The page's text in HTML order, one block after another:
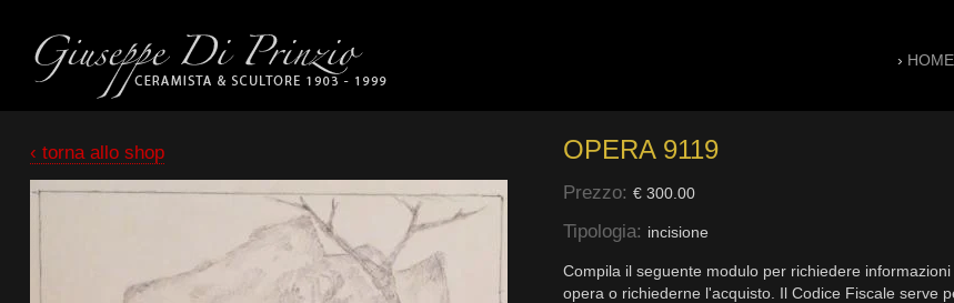
› HOME
‹ torna allo shop OPERA 9119
Prezzo: € 300.00
Tipologia: incisione
Compila il seguente modulo per richiedere
opera o richiederne l'acquisto. Il Codice Fiscale serve